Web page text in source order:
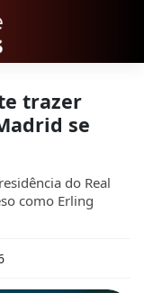
trazer
se
do Real
como Erling